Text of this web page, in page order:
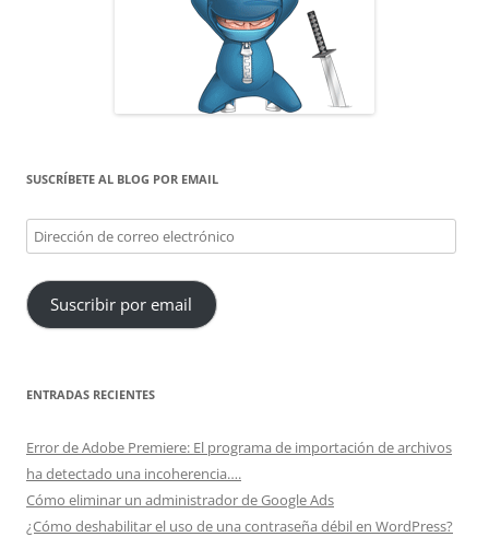
SUSCRÍBETE AL BLOG POR EMAIL
Dirección
de
correo
electrónico
Suscribir por email
ENTRADAS RECIENTES
Error de Adobe Premiere: El programa de importación de archivos
ha detectado una incoherencia….
Cómo eliminar un administrador de Google Ads
¿Cómo deshabilitar el uso de una contraseña débil en WordPress?